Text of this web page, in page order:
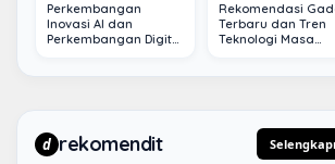
Perkembangan
Inovasi AI dan
Perkembangan Digital
Rekomendasi
Terbaru dan Tren
Teknologi Masa
d rekomendit